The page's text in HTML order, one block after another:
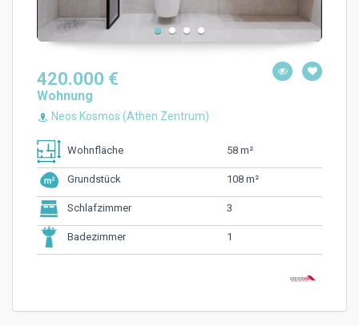
420.000 €
Wohnung
Neos Kosmos (Athen Zentrum)
Wohnfläche 58 m²
Grundstück 108 m²
Schlafzimmer 3
Badezimmer 1